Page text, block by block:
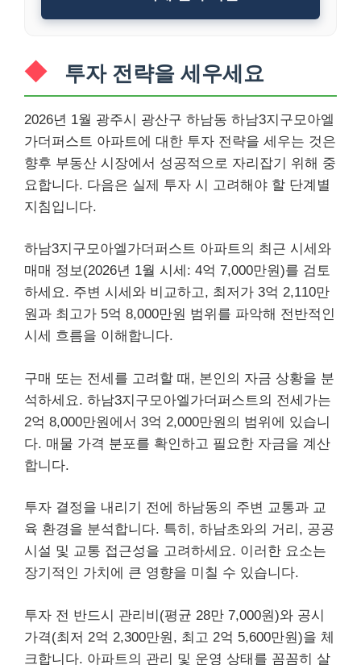
투자 전략을 세우세요
2026년 1월 광주시 광산구 하남동 하남3지구모아엘
가더퍼스트 아파트에 대한 투자 전략을 세우는 것은
향후 부동산 시장에서 성공적으로 자리잡기 위해 중
요합니다. 다음은 실제 투자 시 고려해야 할 단계별
지침입니다.
하남3지구모아엘가더퍼스트 아파트의 최근 시세와
매매 정보(2026년 1월 시세: 4억 7,000만원)를 검토
하세요. 주변 시세와 비교하고, 최저가 3억 2,110만
원과 최고가 5억 8,000만원 범위를 파악해 전반적인
시세 흐름을 이해합니다.
구매 또는 전세를 고려할 때, 본인의 자금 상황을 분
석하세요. 하남3지구모아엘가더퍼스트의 전세가는
2억 8,000만원에서 3억 2,000만원의 범위에 있습니
다. 매물 가격 분포를 확인하고 필요한 자금을 계산
합니다.
투자 결정을 내리기 전에 하남동의 주변 교통과 교
육 환경을 분석합니다. 특히, 하남초와의 거리, 공공
시설 및 교통 접근성을 고려하세요. 이러한 요소는
장기적인 가치에 큰 영향을 미칠 수 있습니다.
투자 전 반드시 관리비(평균 28만 7,000원)와 공시
가격(최저 2억 2,300만원, 최고 2억 5,600만원)을 체
크합니다. 아파트의 관리 및 운영 상태를 꼼꼼히 살